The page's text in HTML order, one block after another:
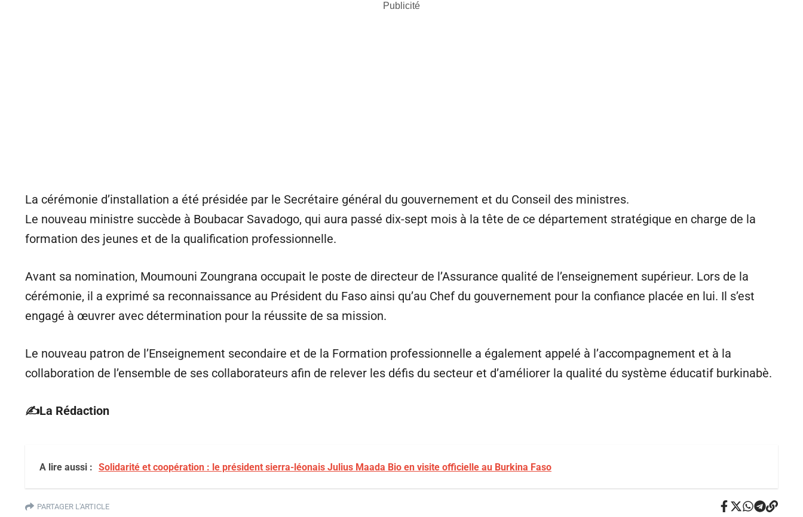
Publicité
La cérémonie d’installation a été présidée par le Secrétaire général du gouvernement et du Conseil des ministres.
Le nouveau ministre succède à Boubacar Savadogo, qui aura passé dix-sept mois à la tête de ce département stratégique en charge de la
formation des jeunes et de la qualification professionnelle.
Avant sa nomination, Moumouni Zoungrana occupait le poste de directeur de l’Assurance qualité de l’enseignement supérieur. Lors de la
cérémonie, il a exprimé sa reconnaissance au Président du Faso ainsi qu’au Chef du gouvernement pour la confiance placée en lui. Il s’est
engagé à œuvrer avec détermination pour la réussite de sa mission.
Le nouveau patron de l’Enseignement secondaire et de la Formation professionnelle a également appelé à l’accompagnement et à la
collaboration de l’ensemble de ses collaborateurs afin de relever les défis du secteur et d’améliorer la qualité du système éducatif burkinabè.
✍️La Rédaction
A lire aussi : Solidarité et coopération : le président sierra-léonais Julius Maada Bio en visite officielle au Burkina Faso
PARTAGER L'ARTICLE